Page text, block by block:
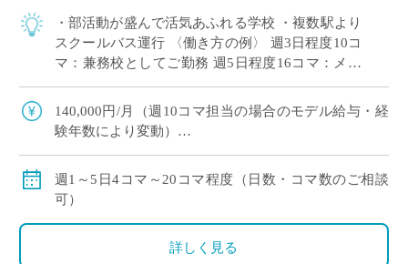
・部活動が盛んで活気あふれる学校 ・複数駅より
スクールバス運行 〈働き方の例〉 週3日程度10コ
マ：兼務校としてご勤務 週5日程度16コマ：メイ
140,000円/月（週10コマ担当の場合のモデル給与・経
験年数により変動）
賞与：無し
昇給：有り、年1回の査定による
その他保険：労災保険
週1～5日4コマ～20コマ程度（日数・コマ数のご相談
可）
詳しく見る